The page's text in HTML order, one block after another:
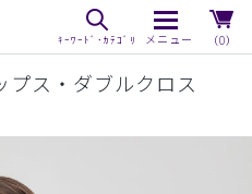
（0）
プス・ダブルクロス